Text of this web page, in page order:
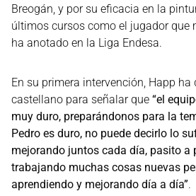
Breogán, y por su eficacia en la
últimos cursos como el jugador que
ha anotado en la Liga Endesa.
En su primera intervención, Happ ha
castellano para señalar que “el
muy duro, preparándonos para la
Pedro es duro, no puede decirlo lo
mejorando juntos cada día, pasito a
trabajando muchas cosas nuevas
aprendiendo y mejorando día a día”.